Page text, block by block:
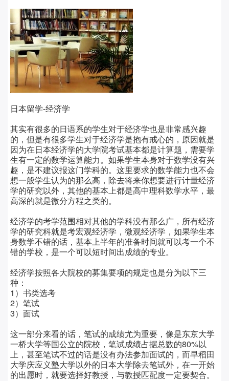
日本留学-经济学
其实有很多的日语系的学生对于经济学也是非常感兴趣
的，但是有很多学生对于经济学是抱有戒心的，原因就是
因为在日本经济学的大学院考试基本都是计算题，需要学
生有一定的数学运算能力。如果学生本身对于数学没有兴
趣，是不建议报这门学科的。这里要求的数学能力也不会
想一般学生认为的那么高，除去将来你想要进行计量经济
学的研究以外，其他的基本上都是高中理科数学水平，最
高深的就是微分方程之类的。
经济学的考学范围相对其他的学科没有那么广，所有经济
学的研究科就是考宏观经济学，微观经济学，如果学生本
身数学不错的话，基本上半年的准备时间就可以考一个不
错的学校，是一个可以短时间出成绩的专业。
经济学按照各大院校的募集要项的规定也是分为以下三
种：
1）书类选考
2）笔试
3）面试
这一部分来看的话，笔试的成绩尤为重要，像是东京大学
一桥大学等国公立的院校，笔试成绩占据总数的80%以
上，甚至笔试不过的话是没有办法参加面试的，而早稻田
大学庆应义塾大学以外的日本大学除去笔试外，在一开始
的出愿时，就要选择好教授，与教授匹配度一定要契合。